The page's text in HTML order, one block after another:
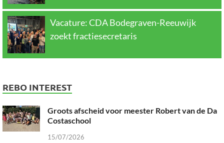
Vacature: CDA Bodegraven-Reeuwijk
zoekt fractiesecretaris
REBO INTEREST
Groots afscheid voor meester Robert van de Da
Costaschool
15/07/2026